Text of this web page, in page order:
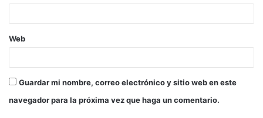
*
Web
Guardar mi nombre, correo electrónico y sitio web en este
navegador para la próxima vez que haga un comentario.